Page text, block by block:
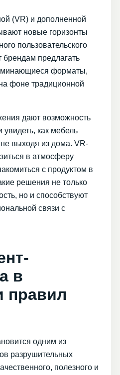
(VR) и дополненной
новые горизонты
пользовательского
предлагать
форматы,
фоне традиционной
дают возможность
как мебель
выходя из дома. VR-
в атмосферу
с продуктом в
решения не только
но и способствуют
связи с
в
правил
одним из
разрушительных
полезного и